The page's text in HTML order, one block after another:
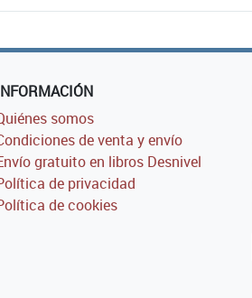
somos
de venta y envío
gratuito en libros Desnivel
de privacidad
de cookies